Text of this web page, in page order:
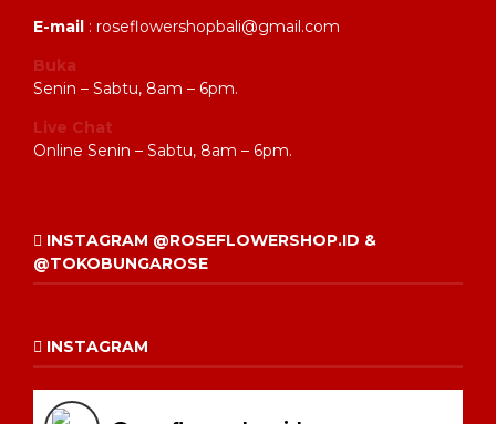
E-mail : roseflowershopbali@gmail.com
Buka
Senin – Sabtu, 8am – 6pm.
Live Chat
Online Senin – Sabtu, 8am – 6pm.
INSTAGRAM @ROSEFLOWERSHOP.ID &
@TOKOBUNGAROSE
INSTAGRAM